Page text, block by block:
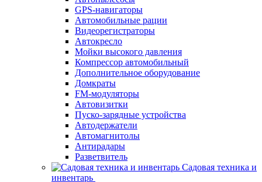
GPS-навигаторы
Автомобильные рации
Видеорегистраторы
Автокресло
Мойки высокого давления
Компрессор автомобильный
Дополнительное оборудование
Домкраты
FM-модуляторы
Автовизитки
Пуско-зарядные устройства
Автодержатели
Автомагнитолы
Антирадары
Разветвитель
Садовая техника и
инвентарь